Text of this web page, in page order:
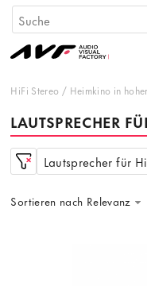
HiFi Stereo / Heimkino in
LAUTSPRECHER
Lautsprecher für
Sortieren nach Relevanz